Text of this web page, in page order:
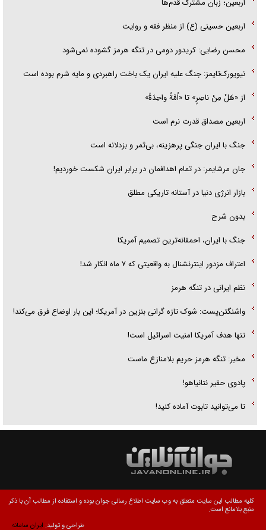
فریاد‌ها و ناله‌های دوستان مبارزدلم را آتش می‌زد
اربعین؛ زبان مشترک قدم‌ها
اربعین حسینی (ع) از منظر فقه و روایت
محسن رضایی: کریدور دومی در تنگه هرمز گشوده نمی‌شود
نیویورک‌تایمز: جنگ علیه ایران یک باخت راهبردی و مایه شرم بوده است
از «هَلْ مِنْ ناصِرٍ» تا «اُمَّةً واحِدَةً»
اربعین مصداق قدرت نرم است
جنگ با ایران جنگی پرهزینه، بی‌ثمر و بزدلانه است
جان مرشایمر: در تمام اهدافمان در برابر ایران شکست خوردیم!
بازار انرژی دنیا در آستانه تاریکی مطلق
بدون شرح
جنگ با ایران، احمقانه‌ترین تصمیم آمریکا
اعتراف مزدور اینترنشنال به واقعیتی که ۷ ماه انکار شد!
نظم ایرانی در تنگه هرمز
واشنگتن‌پست: شوک تازه گرانی بنزین در آمریکا؛ این بار اوضاع فرق می‌کند!
تنها هدف آمریکا امنیت اسرائیل است!
مخبر: تنگه هرمز حریم بلامنازع ماست
پادوی حقیر نتانیاهو!
تا می‌توانید تابوت آماده کنید!
کلیه مطالب این سایت متعلق به وب سایت اطلاع رسانی جوان بوده و استفاده از مطالب آن با ذکر
منبع بلامانع است.
طراحی و تولید: ایران سامانه